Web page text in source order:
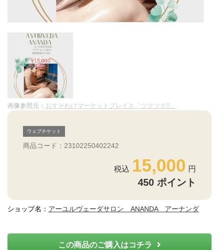
画像参照元： おすそわけマーケットプレイス「ツクツク!!」
ウェブチケット
商品コード：23102250402242
15,000
450 ポイント
ショップ名： アーユルヴェーダサロン ANANDA アーナンダ
この商品のご購入はコチラ